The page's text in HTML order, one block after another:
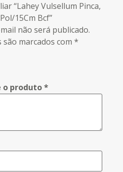
“Lahey Vulsellum Pinca,
15Cm Bcf”
não será publicado.
marcados com*
o produto*